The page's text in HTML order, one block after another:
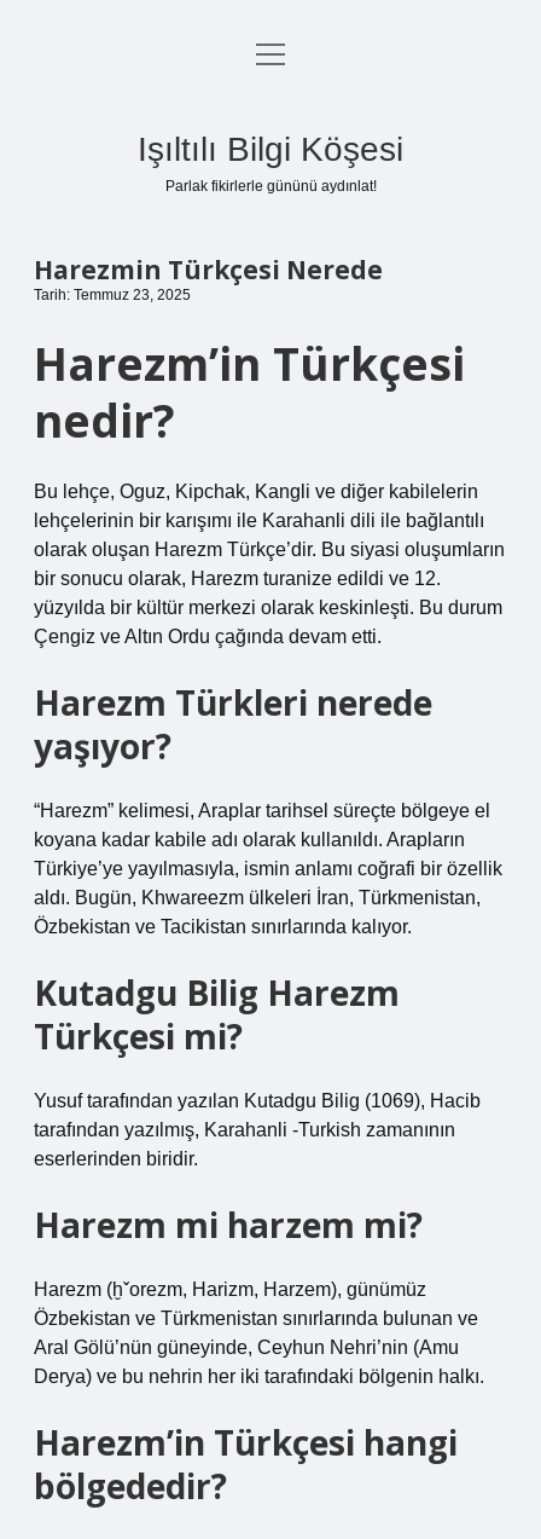
Anasayfa
Yasal Uyarı
menüyü
Işıltılı Bilgi Köşesi
Parlak fikirlerle gününü aydınlat!
Harezmin Türkçesi Nerede
Tarih: Temmuz 23, 2025
Harezm’in Türkçesi
nedir?
Bu lehçe, Oguz, Kipchak, Kangli ve diğer kabilelerin
lehçelerinin bir karışımı ile Karahanli dili ile bağlantılı
olarak oluşan Harezm Türkçe’dir. Bu siyasi oluşumların
bir sonucu olarak, Harezm turanize edildi ve 12.
yüzyılda bir kültür merkezi olarak keskinleşti. Bu durum
Çengiz ve Altın Ordu çağında devam etti.
Harezm Türkleri nerede
yaşıyor?
“Harezm” kelimesi, Araplar tarihsel süreçte bölgeye el
koyana kadar kabile adı olarak kullanıldı. Arapların
Türkiye’ye yayılmasıyla, ismin anlamı coğrafi bir özellik
aldı. Bugün, Khwareezm ülkeleri İran, Türkmenistan,
Özbekistan ve Tacikistan sınırlarında kalıyor.
Kutadgu Bilig Harezm
Türkçesi mi?
Yusuf tarafından yazılan Kutadgu Bilig (1069), Hacib
tarafından yazılmış, Karahanli -Turkish zamanının
eserlerinden biridir.
Harezm mi harzem mi?
Harezm (ḫˇorezm, Harizm, Harzem), günümüz
Özbekistan ve Türkmenistan sınırlarında bulunan ve
Aral Gölü’nün güneyinde, Ceyhun Nehri’nin (Amu
Derya) ve bu nehrin her iki tarafındaki bölgenin halkı.
Harezm’in Türkçesi hangi
bölgededir?